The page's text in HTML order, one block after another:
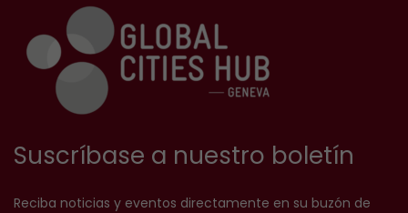
Suscríbase a nuestro boletín
Reciba noticias y eventos directamente en su buzón de